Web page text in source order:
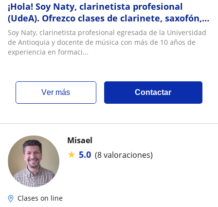
¡Hola! Soy Naty, clarinetista profesional
(UdeA). Ofrezco clases de clarinete, saxofón,
solfeo y
Soy Naty, clarinetista profesional egresada de la Universidad
de Antioquia y docente de música con más de 10 años de
experiencia en formaci...
ver más Contactar
Misael
★ 5.0 (8 valoraciones)
Clases on line